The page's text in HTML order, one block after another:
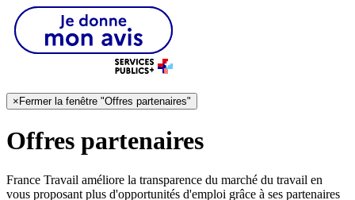
× Fermer la fenêtre "Offres partenaires"
Offres partenaires
France Travail améliore la transparence du marché du travail en
vous proposant plus d'opportunités d'emploi grâce à ses partenaires